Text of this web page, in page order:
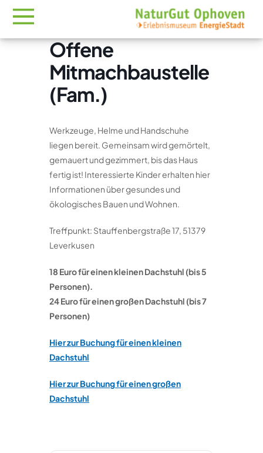
Offene
Mitmachbaustelle
(Fam.)
Werkzeuge, Helme und Handschuhe
liegen bereit. Gemeinsam wird gemörtelt,
gemauert und gezimmert, bis das Haus
fertig ist! Interessierte Kinder erhalten hier
Informationen über gesundes und
ökologisches Bauen und Wohnen.
Treffpunkt: Stauffenbergstraße 17, 51379
Leverkusen
18 Euro für einen kleinen Dachstuhl (bis 5
Personen).
24 Euro für einen großen Dachstuhl (bis 7
Personen)
Hier zur Buchung für einen kleinen
Dachstuhl
Hier zur Buchung für einen großen
Dachstuhl